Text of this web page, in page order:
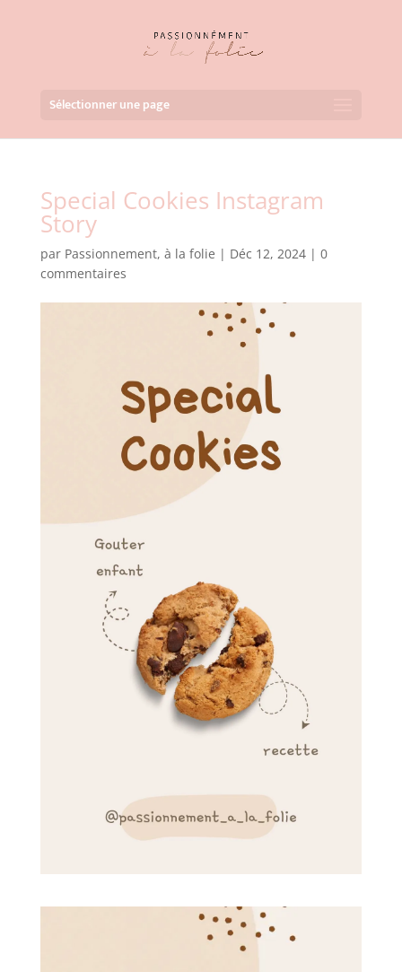
Sélectionner une page
Special Cookies Instagram
Story
par Passionnement, à la folie | Déc 12, 2024| 0
commentaires